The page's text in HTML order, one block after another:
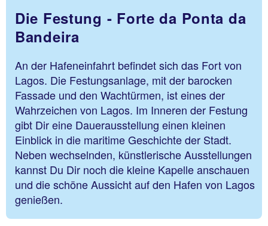
Die Festung - Forte da Ponta da
Bandeira
An der Hafeneinfahrt befindet sich das Fort von
Lagos. Die Festungsanlage, mit der barocken
Fassade und den Wachtürmen, ist eines der
Wahrzeichen von Lagos. Im Inneren der Festung
gibt Dir eine Dauerausstellung einen kleinen
Einblick in die maritime Geschichte der Stadt.
Neben wechselnden, künstlerische Ausstellungen
kannst Du Dir noch die kleine Kapelle anschauen
und die schöne Aussicht auf den Hafen von Lagos
genießen.